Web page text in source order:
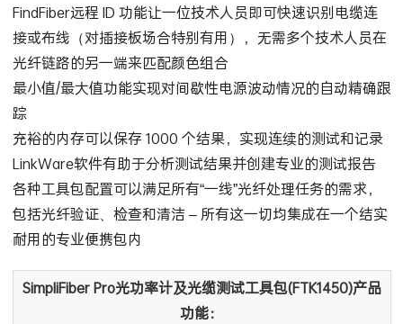
FindFiber远程 ID 功能让一位技术人员即可快速识别电缆连
接或布线（对插接板场合特别有用），无需多个技术人员在
光纤链路的另一端来匹配颜色组合
最小值/最大值功能实现对间歇性电源波动情况的自动精确跟
踪
充裕的内存可以保存 1000 个结果，实现连续的测试和记录
LinkWare软件有助于分析测试结果并创建专业的测试报告
各种工具包配置可以满足所有“一线”光纤处理任务的需求，
包括光纤验证、检查和清洁 – 所有这一切均集成在一个结实
耐用的专业便携包内
SimpliFiber Pro光功率计及光缆测试工具包(FTK1450)产品
功能：